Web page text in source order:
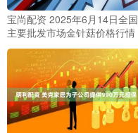
宝尚配资 2025年6月14日全国
主要批发市场金针菇价格行情